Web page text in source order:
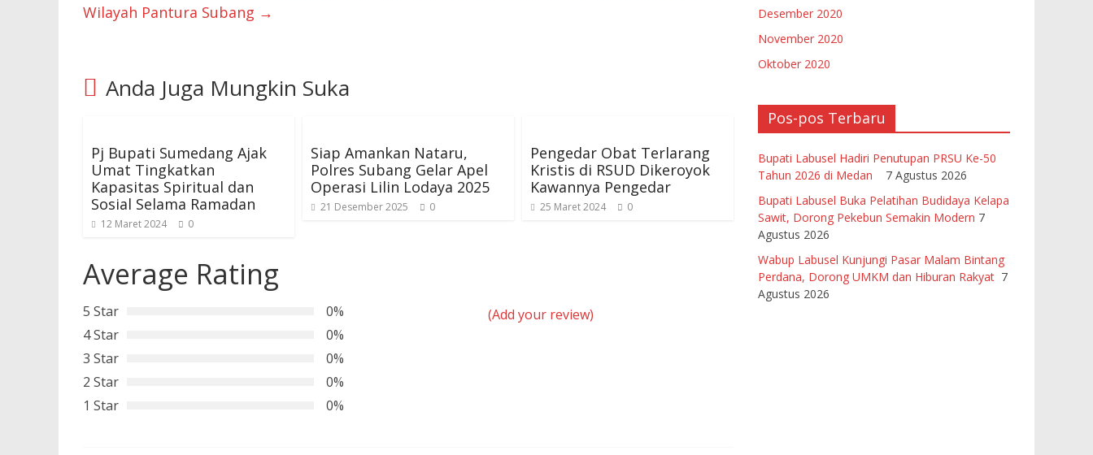
Wilayah Pantura Subang →
Anda Juga Mungkin Suka
Pj Bupati Sumedang Ajak
Umat Tingkatkan
Kapasitas Spiritual dan
Sosial Selama Ramadan
12 Maret 2024 0
Siap Amankan Nataru,
Polres Subang Gelar Apel
Operasi Lilin Lodaya 2025
21 Desember 2025 0
Pengedar Obat Terlarang
Kristis di RSUD Dikeroyok
Kawannya Pengedar
25 Maret 2024 0
Average Rating
5 Star
0%
4 Star
0%
3 Star
0%
2 Star
0%
1 Star
0%
(Add your review)
Desember 2020
November 2020
Oktober 2020
Pos-pos Terbaru
Bupati Labusel Hadiri Penutupan PRSU Ke-50
Tahun 2026 di Medan
7 Agustus 2026
Bupati Labusel Buka Pelatihan Budidaya Kelapa
Sawit, Dorong Pekebun Semakin Modern 7
Agustus 2026
Wabup Labusel Kunjungi Pasar Malam Bintang
Perdana, Dorong UMKM dan Hiburan Rakyat 7
Agustus 2026